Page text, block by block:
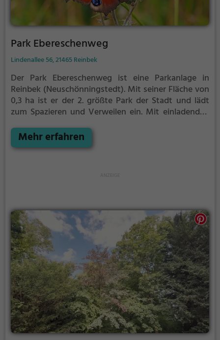
Park Ebereschenweg
Lindenallee 56, 21465 Reinbek
Der Park Ebereschenweg ist eine Parkanlage in
Reinbek (Neuschönningstedt). Mit seiner Fläche von
0,3 ha ist er der 2. größte Park der Stadt und lädt
zum Spazieren und Verweilen ein. Mit einladenden
Ebereschenweg zahlreiche Möglichkeiten zur
Entspannung.
Mehr erfahren